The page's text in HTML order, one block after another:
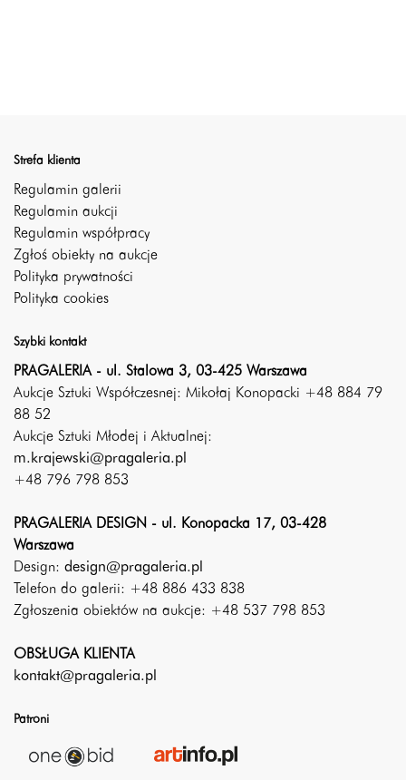
Strefa klienta
Regulamin galerii
Regulamin aukcji
Regulamin współpracy
Zgłoś obiekty na aukcje
Polityka prywatności
Polityka cookies
Szybki kontakt
PRAGALERIA - ul. Stalowa 3, 03-425 Warszawa
Aukcje Sztuki Współczesnej: Mikołaj Konopacki +48 884 79
88 52
Aukcje Sztuki Młodej i Aktualnej:
m.krajewski@pragaleria.pl
+48 796 798 853
PRAGALERIA DESIGN - ul. Konopacka 17, 03-428
Warszawa
Design: design@pragaleria.pl
Telefon do galerii: +48 886 433 838
Zgłoszenia obiektów na aukcje: +48 537 798 853
OBSŁUGA KLIENTA
kontakt@pragaleria.pl
Patroni